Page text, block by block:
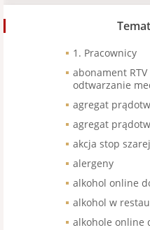
1. Pracownicy
abonament
odtwarzanie
agregat
agregat
akcja stop
alergeny
alkohol online
alkohol w
alkohole online